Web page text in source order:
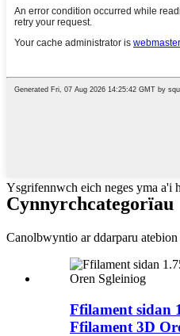
Ysgrifennwch eich neges yma a'i
Cynnyrchcategorïau
Canolbwyntio ar ddarparu
Ffilament sidan
Ffilament 3D